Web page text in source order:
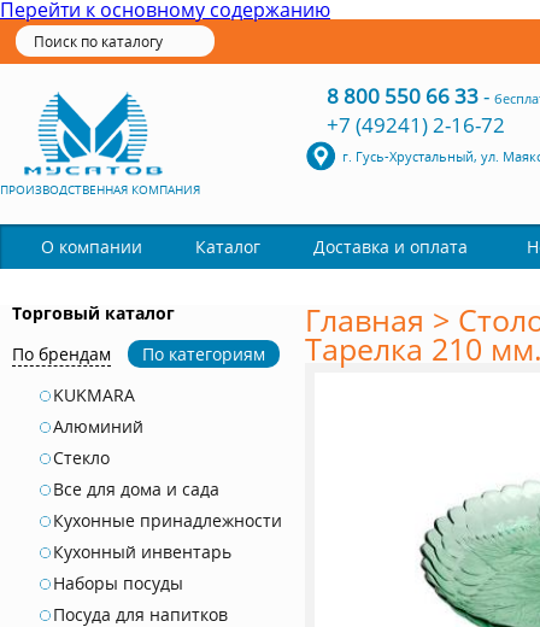
Перейти к основному содержанию
ПРОИЗВОДСТВЕННАЯ КОМПАНИЯ
8 800 550 66 33-
+7 (49241) 2-16-72
г. Гусь-Хрустальный, ул.
О компании Каталог Доставка и оплата
Торговый каталог
По брендам
По категориям
KUKMARA
Алюминий
Стекло
Все для дома и сада
Кухонные принадлежности
Кухонный инвентарь
Наборы посуды
Посуда для напитков
Главная >
Тарелка 210